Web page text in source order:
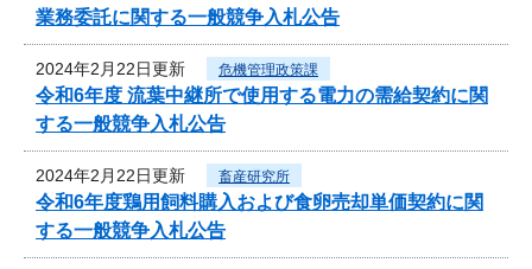
業務委託に関する一般競争入札公告
2024年2月22日更新 危機管理政策課
令和6年度 流葉中継所で使用する電力の需給契約に関
する一般競争入札公告
2024年2月22日更新 畜産研究所
令和6年度鶏用飼料購入および食卵売却単価契約に関
する一般競争入札公告